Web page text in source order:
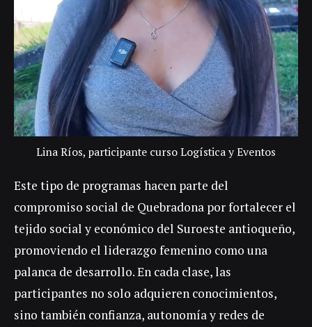
Lina Ríos, participante curso Logística y Eventos
Este tipo de programas hacen parte del
compromiso social de Quebradona por fortalecer el
tejido social y económico del Suroeste antioqueño,
promoviendo el liderazgo femenino como una
palanca de desarrollo. En cada clase, las
participantes no solo adquieren conocimientos,
sino también confianza, autonomía y redes de